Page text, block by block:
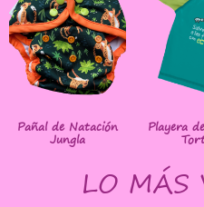
Pañal de Natación
Jungla
Playera
LO MÁS